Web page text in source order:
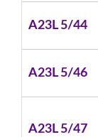
A23L 5/44
A23L 5/46
A23L 5/47